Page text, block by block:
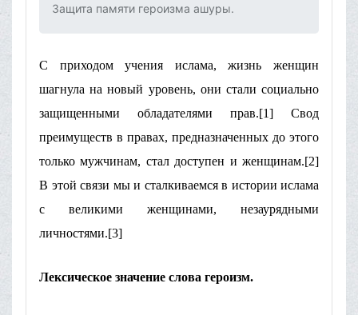
Защита памяти героизма ашуры.‌
С приходом учения ислама, жизнь женщин
шагнула на новый уровень, они стали социально
защищенными обладателями прав.[1] Свод
преимуществ в правах, предназначенных до этого
только мужчинам, стал доступен и женщинам.[2]
В этой связи мы и сталкиваемся в истории ислама
с великими женщинами, незаурядными
личностями.[3]
Лексическое значение слова героизм.